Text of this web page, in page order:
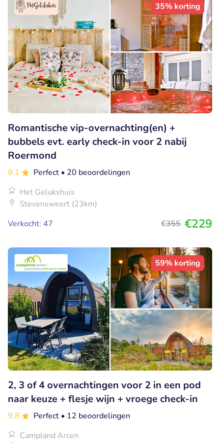
35% korting
Romantische vip-overnachting(en) +
bubbels evt. early check-in voor 2 nabij
Roermond
9.1 Perfect • 20 beoordelingen
Het Gelukshuis
Stevensweert (23km)
Verkocht: 47
€355 €229
59% korting
2, 3 of 4 overnachtingen voor 2 in een pod
naar keuze + flesje wijn + vroege check-in
9.8 Perfect • 12 beoordelingen
Campland Arcen